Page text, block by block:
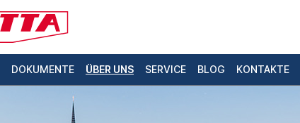
DOKUMENTE ÜBER UNS SERVICE BLOG KONTAKTE